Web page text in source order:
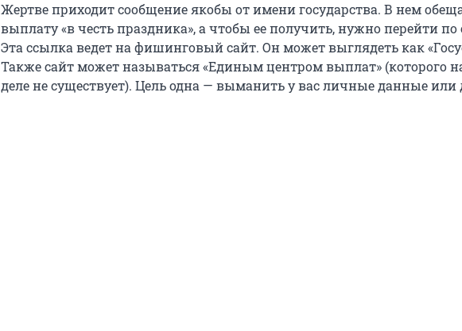
Жертве приходит сообщение якобы от имени государства. В нем
выплату «в честь праздника», а чтобы ее получить, нужно перейти по
Эта ссылка ведет на фишинговый сайт. Он может выглядеть как
Также сайт может называться «Единым центром выплат» (которого
деле не существует). Цель одна — выманить у вас личные данные или